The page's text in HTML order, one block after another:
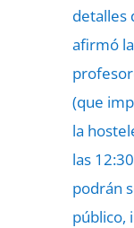
detalles
afirmó
(que
la
las
podrán
público,